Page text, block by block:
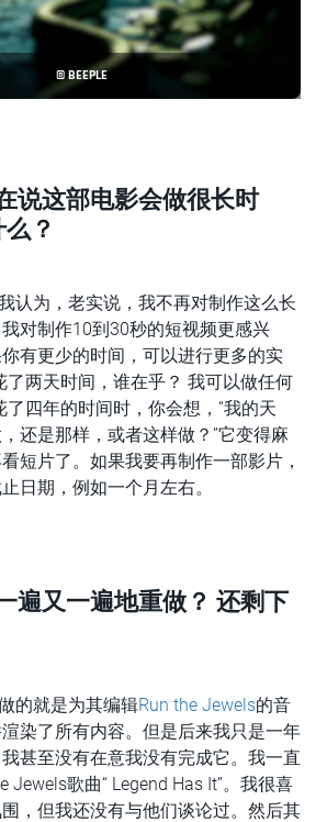
© BEEPLE
说这部电影会做很长时
？
认为，老实说，我不再对制作这么长
对制作10到30秒的短视频更感兴
有更少的时间，可以进行更多的实
了两天时间，谁在乎？ 我可以做任何
了四年的时间时，你会想，“我的天
还是那样，或者这样做？”它变得麻
短片了。如果我要再制作一部影片，
日期，例如一个月左右。
遍又一遍地重做？ 还剩下
的就是为其编辑Run the Jewels的音
染了所有内容。但是后来我只是一年
甚至没有在意我没有完成它。我一直
Jewels歌曲“ Legend Has It”。我很喜
，但我还没有与他们谈论过。然后其